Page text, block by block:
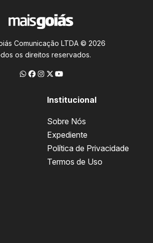
Comunicação LTDA © 2026
os direitos reservados.
Institucional
Sobre Nós
Expediente
Política de Privacidade
Termos de Uso